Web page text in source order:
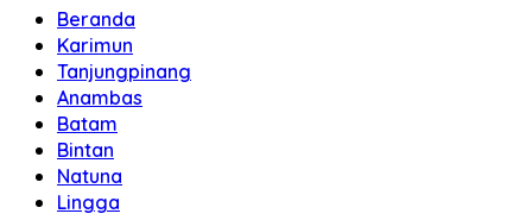
Beranda
Karimun
Tanjungpinang
Anambas
Batam
Bintan
Natuna
Lingga